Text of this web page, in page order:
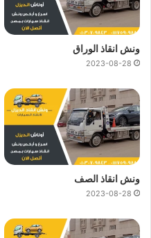
ونش انقاذ الوراق
2023-08-28
ونش انقاذ الصف
2023-08-28